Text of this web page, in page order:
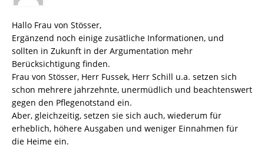
Hallo Frau von Stösser,
Ergänzend noch einige zusätliche Informationen, und
sollten in Zukunft in der Argumentation mehr
Berücksichtigung finden.
Frau von Stösser, Herr Fussek, Herr Schill u.a. setzen sich
schon mehrere jahrzehnte, unermüdlich und beachtenswert
gegen den Pflegenotstand ein.
Aber, gleichzeitig, setzen sie sich auch, wiederum für
erheblich, höhere Ausgaben und weniger Einnahmen für
die Heime ein.